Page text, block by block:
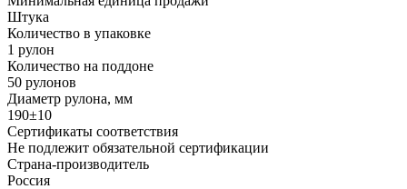
Штука
Количество в упаковке
1 рулон
Количество на поддоне
50 рулонов
Диаметр рулона, мм
190±10
Сертификаты соответствия
Не подлежит обязательной сертификации
Страна-производитель
Россия